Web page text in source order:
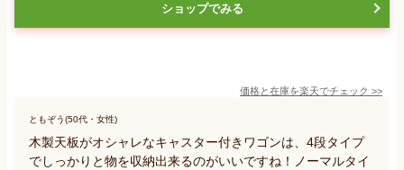
ショップでみる
価格と在庫を楽天でチェック >>
ともぞう(50代・女性)
木製天板がオシャレなキャスター付きワゴンは、4段タイプ
でしっかりと物を収納出来るのがいいですね！ノーマルタイ